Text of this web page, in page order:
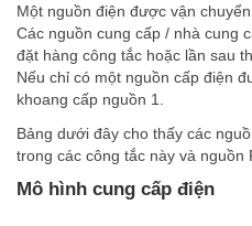
Một nguồn điện được vận
Các nguồn cung cấp / nhà cung
đặt hàng công tắc hoặc lần sau
Nếu chỉ có một nguồn cấp điện
khoang cấp nguồn 1.
Bảng dưới đây cho thấy các
trong các công tắc này và nguồn
Mô hình cung cấp điện